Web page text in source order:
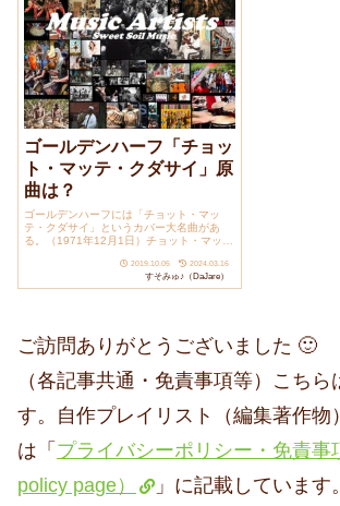
ゴールデンハーフ「チョッ
ト・マッテ・クダサイ」原
曲は？
ゴールデンハーフには「チョット・マッ
テ・クダサイ」というカバー大名曲があ
る。（1971年12月1日）チョット・マッ
2019.10.05 2024.03.16
すそみゅ♪（DaJare）
ご訪問ありがとうございました 🙂
（各記事共通・免責事項等）こち
す。自作プレイリスト（編集著作物
は「 プライバシーポリシー・免責事
policy page）
」に記載しています。